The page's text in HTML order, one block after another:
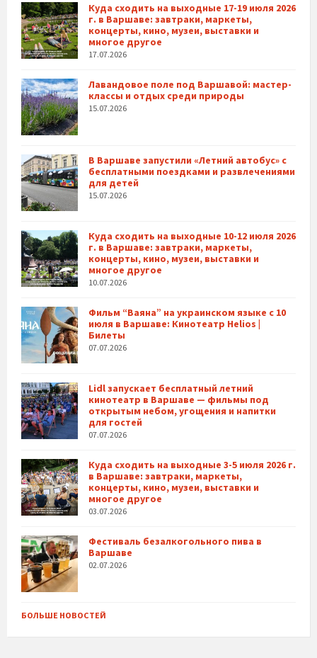
Куда сходить на выходные 17-19 июля 2026
г. в Варшаве: завтраки, маркеты,
концерты, кино, музеи, выставки и
многое другое
17.07.2026
Лавандовое поле под Варшавой: мастер-
классы и отдых среди природы
15.07.2026
В Варшаве запустили «Летний автобус» с
бесплатными поездками и развлечениями
для детей
15.07.2026
Куда сходить на выходные 10-12 июля 2026
г. в Варшаве: завтраки, маркеты,
концерты, кино, музеи, выставки и
многое другое
10.07.2026
Фильм “Ваяна” на украинском языке с 10
июля в Варшаве: Кинотеатр Helios |
Билеты
07.07.2026
Lidl запускает бесплатный летний
кинотеатр в Варшаве — фильмы под
открытым небом, угощения и напитки
для гостей
07.07.2026
Куда сходить на выходные 3-5 июля 2026 г.
в Варшаве: завтраки, маркеты,
концерты, кино, музеи, выставки и
многое другое
03.07.2026
Фестиваль безалкогольного пива в
Варшаве
02.07.2026
БОЛЬШЕ НОВОСТЕЙ